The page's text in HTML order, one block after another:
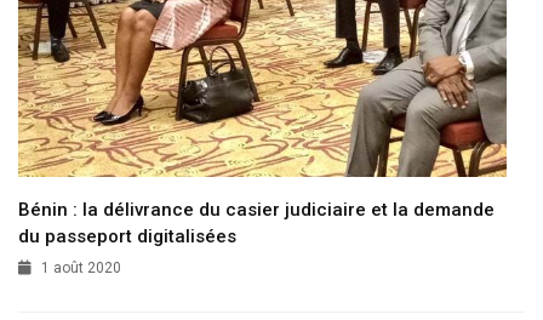
Bénin : la délivrance du casier judiciaire et la demande
du passeport digitalisées
1 août 2020